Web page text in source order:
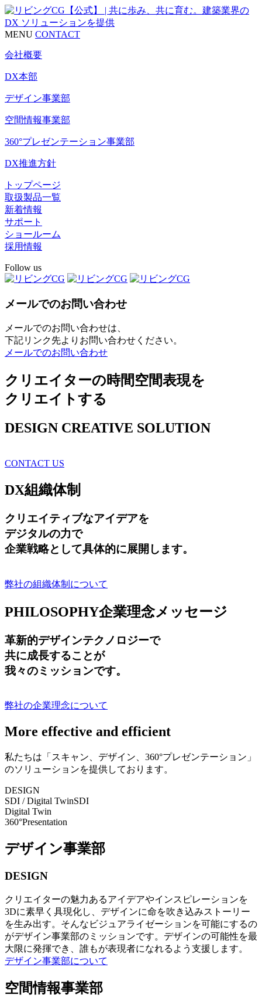
MENU CONTACT
会社概要
DX本部
デザイン事業部
空間情報事業部
360°プレゼンテーション事業部
DX推進方針
トップページ
取扱製品一覧
新着情報
サポート
ショールーム
採用情報
Follow us
メールでのお問い合わせ
メールでのお問い合わせは、
下記リンク先よりお問い合わせください。
メールでのお問い合わせ
クリエイターの時間空間表現を
クリエイトする
DESIGN CREATIVE SOLUTION
CONTACT US
DX組織体制
クリエイティブなアイデアを
デジタルの力で
企業戦略として具体的に展開します。
弊社の組織体制について
PHILOSOPHY企業理念メッセージ
革新的デザインテクノロジーで
共に成長することが
我々のミッションです。
弊社の企業理念について
More effective and efficient
私たちは「スキャン、デザイン、360°プレゼンテーション」
のソリューションを提供しております。
DESIGN
SDI / Digital TwinSDI
Digital Twin
360°Presentation
デザイン事業部
DESIGN
クリエイターの魅力あるアイデアやインスピレーションを
3Dに素早く具現化し、デザインに命を吹き込みストーリー
を生み出す。そんなビジュアライゼーションを可能にするの
がデザイン事業部のミッションです。デザインの可能性を最
大限に発揮でき、誰もが表現者になれるよう支援します。
デザイン事業部について
空間情報事業部